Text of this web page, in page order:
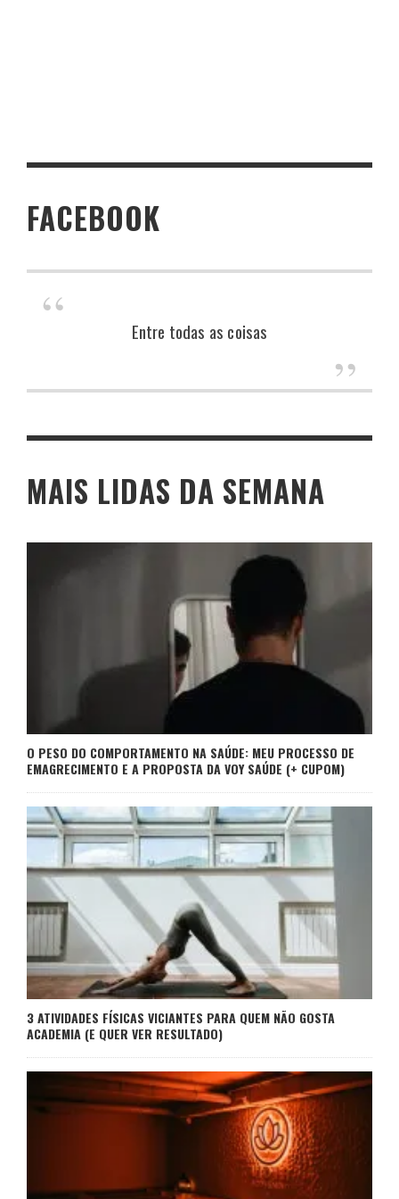
FACEBOOK
Entre todas as coisas
MAIS LIDAS DA SEMANA
O PESO DO COMPORTAMENTO NA SAÚDE: MEU PROCESSO DE
EMAGRECIMENTO E A PROPOSTA DA VOY SAÚDE (+ CUPOM)
3 ATIVIDADES FÍSICAS VICIANTES PARA QUEM NÃO GOSTA
ACADEMIA (E QUER VER RESULTADO)